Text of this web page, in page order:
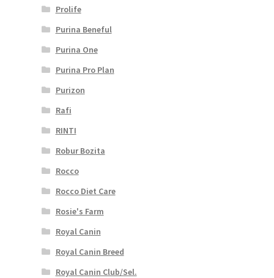
Prolife
Purina Beneful
Purina One
Purina Pro Plan
Purizon
Rafi
RINTI
Robur Bozita
Rocco
Rocco Diet Care
Rosie's Farm
Royal Canin
Royal Canin Breed
Royal Canin Club/Sel.